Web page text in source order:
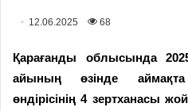
12.06.2025 68
Қарағанды облысында
айының өзінде аймақта
өндірісінің 4 зертханасы